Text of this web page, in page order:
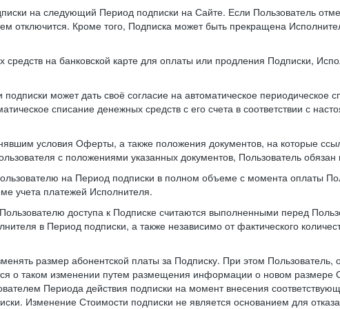
на следующий Период подписки на Сайте. Если Пользователь
отключится. Кроме того, Подписка может быть прекращена
на банковской карте для оплаты или продления Подписки,
может дать своё согласие на автоматическое периодическое
списание денежных средств с его счета в соответствии с
условия Оферты, а также положения документов, на которые
с положениями указанных документов, Пользователь
на Период подписки в полном объеме с момента оплаты
учета платежей Исполнителя.
доступа к Подписке считаются выполненными перед
в Период подписки, а также независимо от фактического
размер абонентской платы за Подписку. При этом
о таком изменении путем размещения информации о новом
Периода действия подписки на момент внесения
Изменение Стоимости подписки не является основанием для